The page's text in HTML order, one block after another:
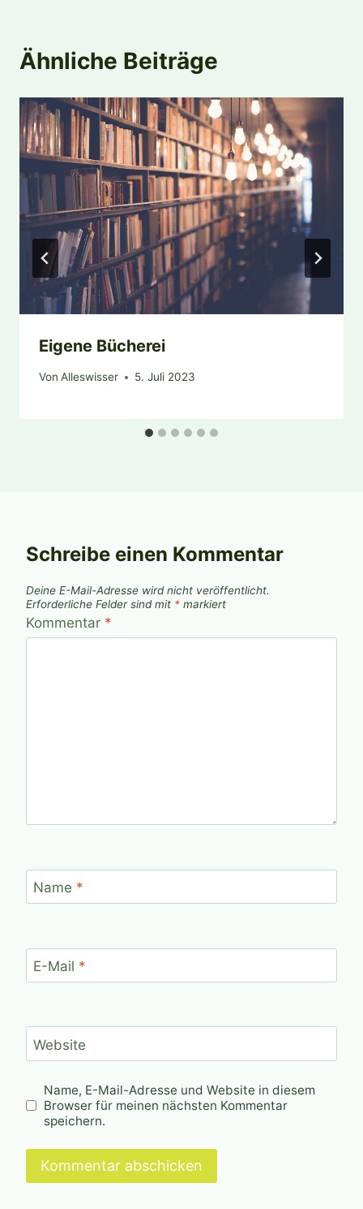
Ähnliche Beiträge
Eigene Bücherei
Von Alleswisser 5. Juli 2023
Schreibe einen Kommentar
Deine E-Mail-Adresse wird nicht veröffentlicht.
Erforderliche Felder sind mit * markiert
Kommentar *
Name *
E-Mail *
Website
Name, E-Mail-Adresse und Website in diesem
Browser für meinen nächsten Kommentar
speichern.